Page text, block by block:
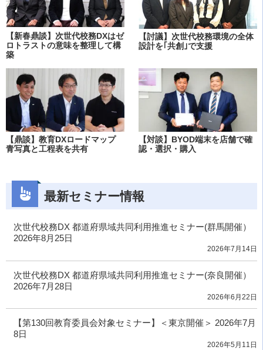
【新春鼎談】次世代校務DXはゼ
ロトラストの意味を整理して構
築
【討議】次世代校務環境の全体
設計を｢共創｣で支援
【鼎談】教育DXロードマップ
青写真と工程表を共有
【対談】BYOD端末を店舗で確
認・選択・購入
最新セミナー情報
次世代校務DX 都道府県域共同利用推進セミナー(群馬開催）
2026年8月25日
2026年7月14日
次世代校務DX 都道府県域共同利用推進セミナー(奈良開催）
2026年7月28日
2026年6月22日
【第130回教育委員会対象セミナー】＜東京開催＞ 2026年7月
8日
2026年5月11日